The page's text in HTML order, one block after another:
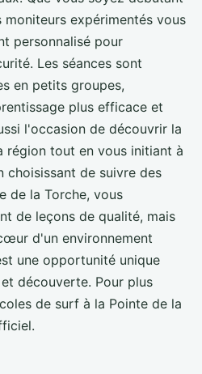
expérimentés vous
personnalisé pour
Les séances sont
en petits groupes,
plus efficace et
l'occasion de découvrir la
région tout en vous initiant à
choisissant de suivre des
de la Torche, vous
de leçons de qualité, mais
d'un environnement
une opportunité unique
découverte. Pour plus
de surf à la Pointe de la